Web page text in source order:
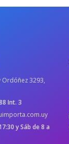
Ordóñez 3293,
Int. 3
y Sáb de 8 a